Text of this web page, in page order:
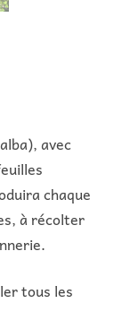
avec
chaque
à récolter
tous les